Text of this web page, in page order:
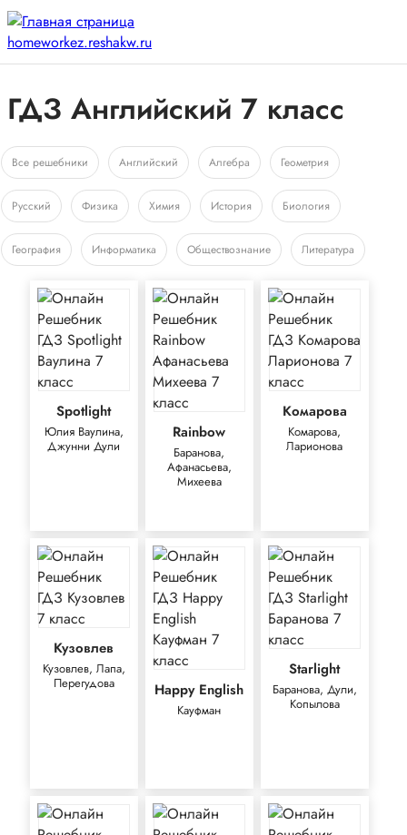
ГДЗ Английский 7 класс
Все решебники Английский Алгебра Геометрия
Русский Физика Химия История Биология
География Информатика Обществознание Литература
Spotlight
Юлия Ваулина,
Джунни Дули
Rainbow
Баранова,
Афанасьева,
Михеева
Комарова
Комарова,
Ларионова
Кузовлев
Кузовлев, Лапа,
Перегудова
Happy English
Кауфман
Starlight
Баранова, Дули,
Копылова